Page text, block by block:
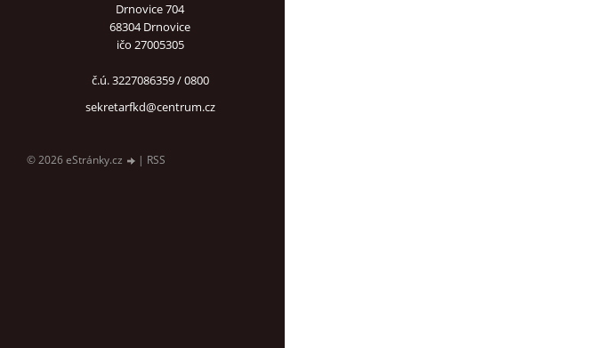
Drnovice 704
68304 Drnovice
ičo 27005305
č.ú. 3227086359 / 0800
sekretarfkd@centrum.cz
© 2026 eStránky.cz | RSS